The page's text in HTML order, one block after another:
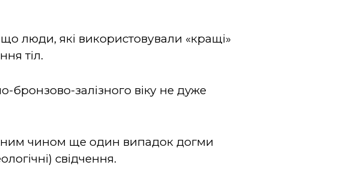
люди, які використовували «кращі»
тіл.
бронзово-залізного віку не дуже
чином ще один випадок догми
свідчення.